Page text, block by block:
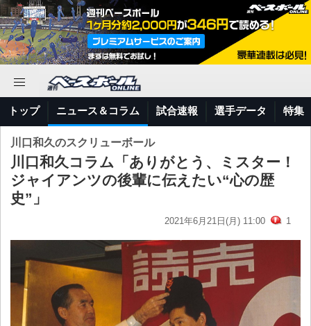
トップ ニュース＆コラム 試合速報 選手データ 特集
川口和久のスクリューボール
川口和久コラム「ありがとう、ミスター！
ジャイアンツの後輩に伝えたい“心の歴
史”」
2021年6月21日(月) 11:00 1